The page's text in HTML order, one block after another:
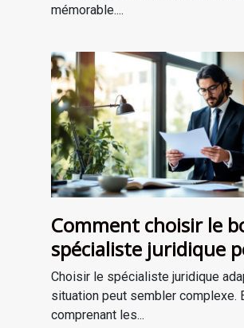
mémorable....
Comment choisir le
spécialiste juridique
vos besoins ?
Choisir le spécialiste juridique
situation peut sembler complexe.
comprenant les...